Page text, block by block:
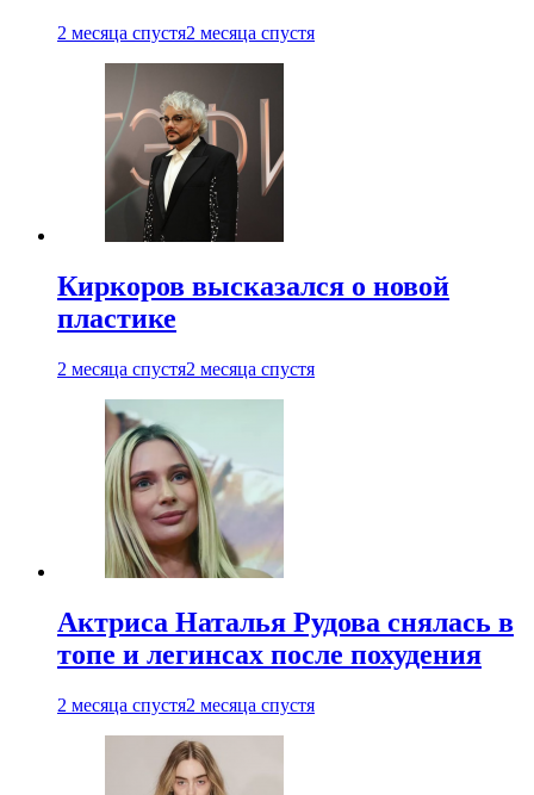
2 месяца спустя2 месяца спустя
Киркоров высказался о новой
пластике
2 месяца спустя2 месяца спустя
Актриса Наталья Рудова снялась в
топе и легинсах после похудения
2 месяца спустя2 месяца спустя